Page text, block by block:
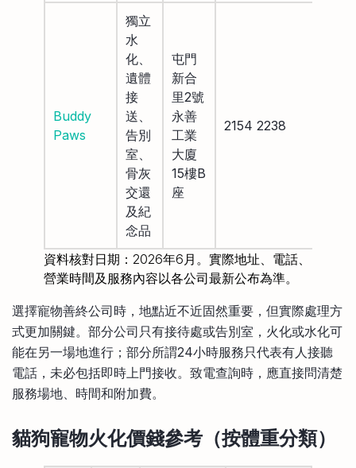
Buddy
Paws
獨立
水
化、
遺體
接
送、
告別
室、
骨灰
交還
及紀
念品
屯門
新合
里2號
永善
工業
大廈
15樓B
座
2154 2238
資料核對日期：2026年6月。實際地址、電話、
營業時間及服務內容以各公司最新公布為準。
選擇寵物善終公司時，地點近不近固然重要，但實際處理方
式更加關鍵。部分公司只有接待處或告別室，火化或水化可
能在另一場地進行；部分所謂24小時服務只代表有人接聽
電話，未必包括即時上門接收。致電查詢時，應直接問清楚
服務場地、時間和附加費。
貓狗寵物火化價錢參考（按體重分類）